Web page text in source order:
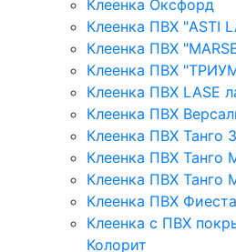
Клеенка Оксфорд
Клеенка ПВХ "ASTI
Клеенка ПВХ
Клеенка ПВХ
Клеенка ПВХ LASE
Клеенка ПВХ
Клеенка ПВХ Танго
Клеенка ПВХ Танго
Клеенка ПВХ Танго
Клеенка ПВХ Фиеста
Клеенка с ПВХ
Колорит